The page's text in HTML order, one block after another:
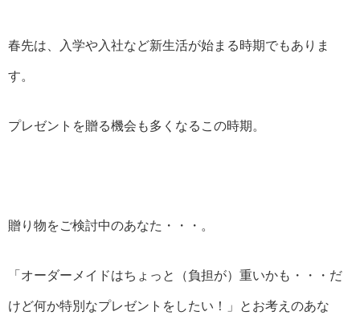
春先は、入学や入社など新生活が始まる時期でもありま
す。
プレゼントを贈る機会も多くなるこの時期。
贈り物をご検討中のあなた・・・。
「オーダーメイドはちょっと（負担が）重いかも・・・だ
けど何か特別なプレゼントをしたい！」とお考えのあな